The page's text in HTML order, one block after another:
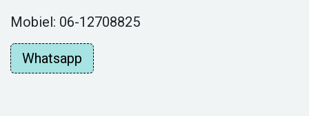
Mobiel: 06-12708825
Whatsapp